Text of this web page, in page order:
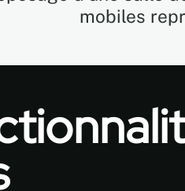
mobiles